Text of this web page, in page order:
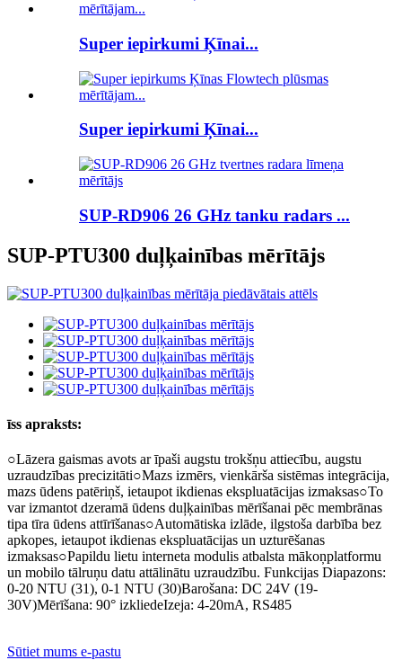
Super iepirkumi Ķīnai...
Super iepirkumi Ķīnai...
SUP-RD906 26 GHz tanku radars ...
SUP-PTU300 duļķainības mērītājs
īss apraksts:
○Lāzera gaismas avots ar īpaši augstu trokšņu attiecību, augstu
uzraudzības precizitāti○Mazs izmērs, vienkārša sistēmas integrācija,
mazs ūdens patēriņš, ietaupot ikdienas ekspluatācijas izmaksas○To
var izmantot dzeramā ūdens duļķainības mērīšanai pēc membrānas
tipa tīra ūdens attīrīšanas○Automātiska izlāde, ilgstoša darbība bez
apkopes, ietaupot ikdienas ekspluatācijas un uzturēšanas
izmaksas○Papildu lietu interneta modulis atbalsta mākoņplatformu
un mobilo tālruņu datu attālinātu uzraudzību. Funkcijas Diapazons:
0-20 NTU (31), 0-1 NTU (30)Barošana: DC 24V (19-
30V)Mērīšana: 90° izkliedeIzeja: 4-20mA, RS485
Sūtiet mums e-pastu